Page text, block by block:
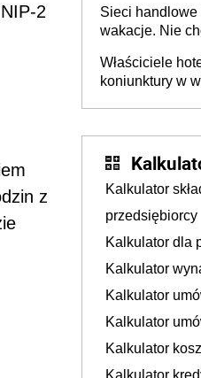
2
z
Sieci handlowe
wakacje. Nie
tam, gdzie
Właściciele
koniunktury w
Kalkulator
przedsiębiorcy
Kalkulator dla
Kalkulator
Kalkulator
Kalkulator
Kalkulator
Kalkulator